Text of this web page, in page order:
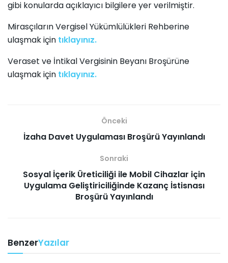
gibi konularda açıklayıcı bilgilere yer verilmiştir.
Mirasçıların Vergisel Yükümlülükleri Rehberine
ulaşmak için tıklayınız.
Veraset ve İntikal Vergisinin Beyanı Broşürüne
ulaşmak için tıklayınız.
Önceki
İzaha Davet Uygulaması Broşürü Yayınlandı
Sonraki
Sosyal İçerik Üreticiliği ile Mobil Cihazlar için
Uygulama Geliştiriciliğinde Kazanç İstisnası
Broşürü Yayınlandı
BenzerYazılar